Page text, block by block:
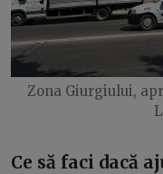
Zona Giurgiului,
Ce să faci dacă